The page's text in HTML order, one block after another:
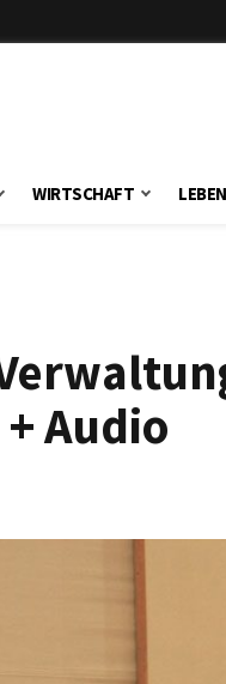
WIRTSCHAFT LEBEN
Audio